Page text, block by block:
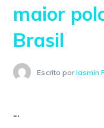
maior
Brasil
Escrito porIasmin
...